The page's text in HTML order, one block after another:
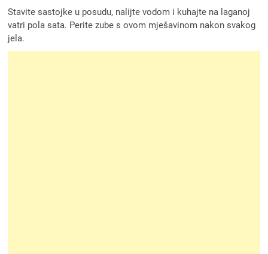
Stavite sastojke u posudu, nalijte vodom i kuhajte na laganoj
vatri pola sata. Perite zube s ovom mješavinom nakon svakog
jela.